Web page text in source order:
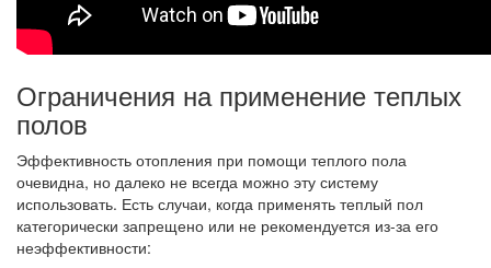
Ограничения на применение теплых
полов
Эффективность отопления при помощи теплого пола
очевидна, но далеко не всегда можно эту систему
использовать. Есть случаи, когда применять теплый пол
категорически запрещено или не рекомендуется из-за его
неэффективности: